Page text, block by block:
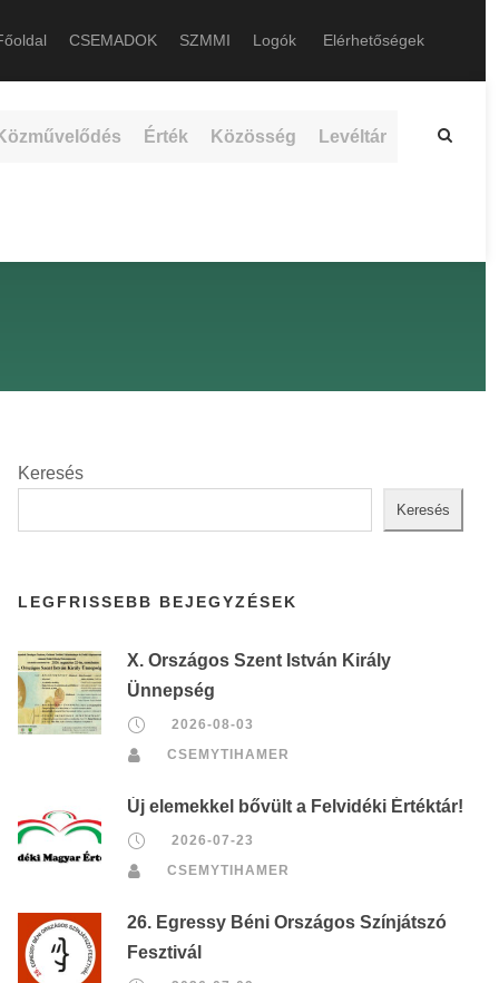
CSEMADOK SZMMI Logók Elérhetőségek
Érték Közösség Levéltár
Keresés
Keresés
LEGFRISSEBB BEJEGYZÉSEK
X. Országos Szent István Király
Ünnepség
2026-08-03
CSEMYTIHAMER
Új elemekkel bővült a Felvidéki Értéktár!
2026-07-23
CSEMYTIHAMER
26. Egressy Béni Országos Színjátszó
Fesztivál